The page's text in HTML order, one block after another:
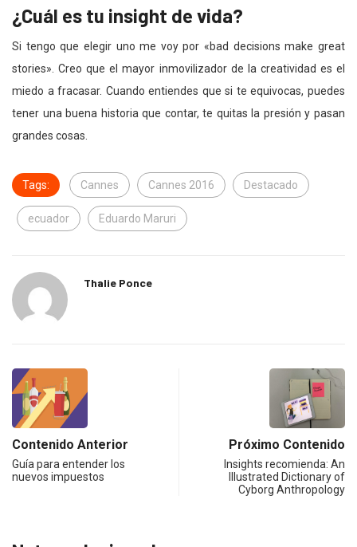
¿Cuál es tu insight de vida?
Si tengo que elegir uno me voy por «bad decisions make great
stories». Creo que el mayor inmovilizador de la creatividad es el
miedo a fracasar. Cuando entiendes que si te equivocas, puedes
tener una buena historia que contar, te quitas la presión y pasan
grandes cosas.
Tags: Cannes Cannes 2016 Destacado
ecuador Eduardo Maruri
Thalie Ponce
Contenido Anterior
Guía para entender los
nuevos impuestos
Próximo Contenido
Insights recomienda: An
Illustrated Dictionary of
Cyborg Anthropology